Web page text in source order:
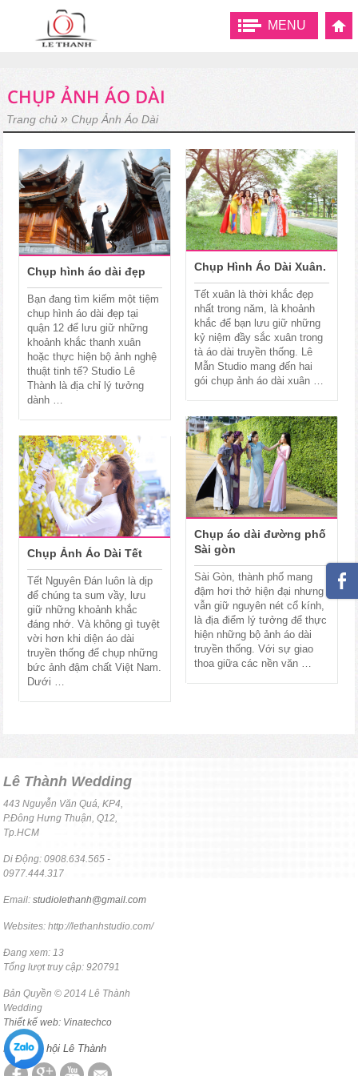
MENU
CHỤP ẢNH ÁO DÀI
Trang chủ » Chụp Ảnh Áo Dài
Chụp hình áo dài đẹp
Bạn đang tìm kiếm một tiệm
chụp hình áo dài đẹp tại
quận 12 để lưu giữ những
khoảnh khắc thanh xuân
hoặc thực hiện bộ ảnh nghệ
thuật tinh tế? Studio Lê
Thành là địa chỉ lý tưởng
dành …
Chụp Hình Áo Dài Xuân.
Tết xuân là thời khắc đẹp
nhất trong năm, là khoảnh
khắc để bạn lưu giữ những
kỷ niệm đầy sắc xuân trong
tà áo dài truyền thống. Lê
Mẫn Studio mang đến hai
gói chụp ảnh áo dài xuân …
Chụp áo dài đường phố
Sài gòn
Sài Gòn, thành phố mang
đậm hơi thở hiện đại nhưng
vẫn giữ nguyên nét cổ kính,
là địa điểm lý tưởng để thực
hiện những bộ ảnh áo dài
truyền thống. Với sự giao
thoa giữa các nền văn …
Chụp Ảnh Áo Dài Tết
Tết Nguyên Đán luôn là dịp
để chúng ta sum vầy, lưu
giữ những khoảnh khắc
đáng nhớ. Và không gì tuyệt
vời hơn khi diện áo dài
truyền thống để chụp những
bức ảnh đậm chất Việt Nam.
Dưới …
Lê Thành Wedding
443 Nguyễn Văn Quá, KP4,
P.Đông Hưng Thuận, Q12,
Tp.HCM
Di Động: 0908.634.565 -
0977.444.317
Email:studiolethanh@gmail.com
Websites: http://lethanhstudio.com/
Đang xem: 13
Tổng lượt truy cập: 920791
Bản Quyền © 2014 Lê Thành
Wedding
Thiết kế web: Vinatechco
Mạng xã hội Lê Thành